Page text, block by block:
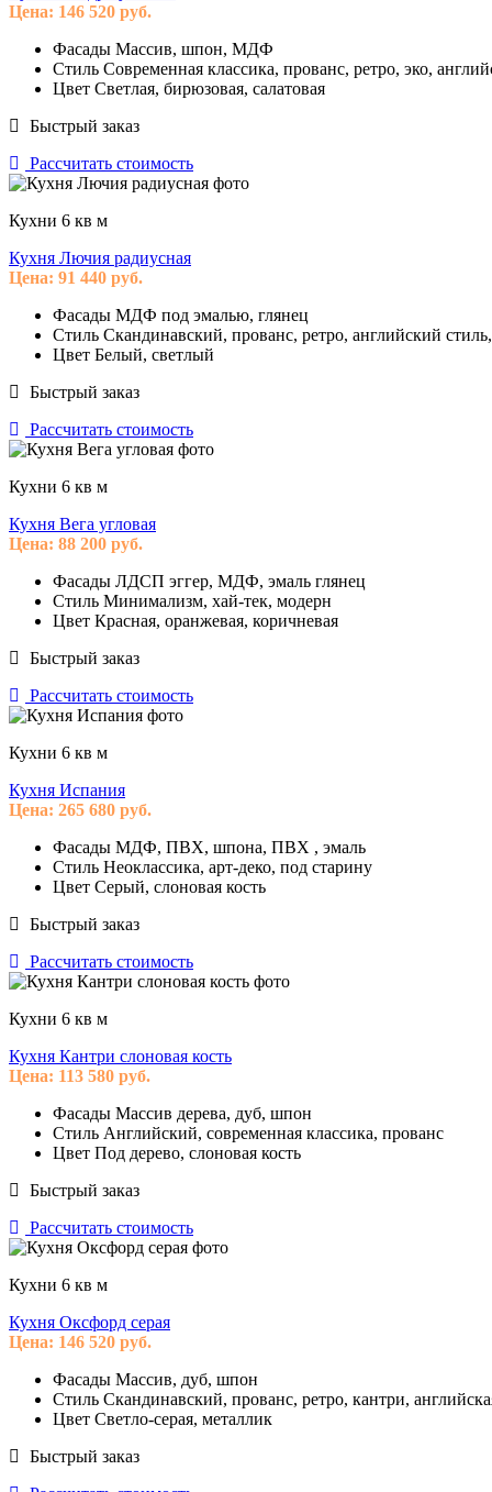
Цена: 146 520 руб.
Фасады Массив, шпон, МДФ
Стиль Современная классика, прованс, ретро, эко,
Цвет Светлая, бирюзовая, салатовая
Быстрый заказ
Рассчитать стоимость
Кухни 6 кв м
Кухня Лючия радиусная
Цена: 91 440 руб.
Фасады МДФ под эмалью, глянец
Стиль Скандинавский, прованс, ретро, английский
Цвет Белый, светлый
Быстрый заказ
Рассчитать стоимость
Кухни 6 кв м
Кухня Вега угловая
Цена: 88 200 руб.
Фасады ЛДСП эггер, МДФ, эмаль глянец
Стиль Минимализм, хай-тек, модерн
Цвет Красная, оранжевая, коричневая
Быстрый заказ
Рассчитать стоимость
Кухни 6 кв м
Кухня Испания
Цена: 265 680 руб.
Фасады МДФ, ПВХ, шпона, ПВХ , эмаль
Стиль Неоклассика, арт-деко, под старину
Цвет Серый, слоновая кость
Быстрый заказ
Рассчитать стоимость
Кухни 6 кв м
Кухня Кантри слоновая кость
Цена: 113 580 руб.
Фасады Массив дерева, дуб, шпон
Стиль Английский, современная классика, прованс
Цвет Под дерево, слоновая кость
Быстрый заказ
Рассчитать стоимость
Кухни 6 кв м
Кухня Оксфорд серая
Цена: 146 520 руб.
Фасады Массив, дуб, шпон
Стиль Скандинавский, прованс, ретро, кантри,
Цвет Светло-серая, металлик
Быстрый заказ